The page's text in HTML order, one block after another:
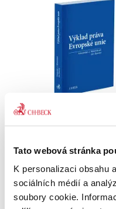
Tato webová stránka
K personalizaci obsahu
sociálních médií a
soubory cookie.
Alexander J.
Právo Evropské
ovlivňuje bezmála
právního řádu.
práva EU a
právním řádem a